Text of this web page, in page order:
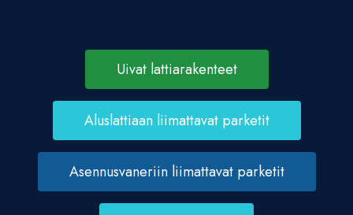
Uivat lattiarakenteet
Aluslattiaan liimattavat parketit
Asennusvaneriin liimattavat parketit